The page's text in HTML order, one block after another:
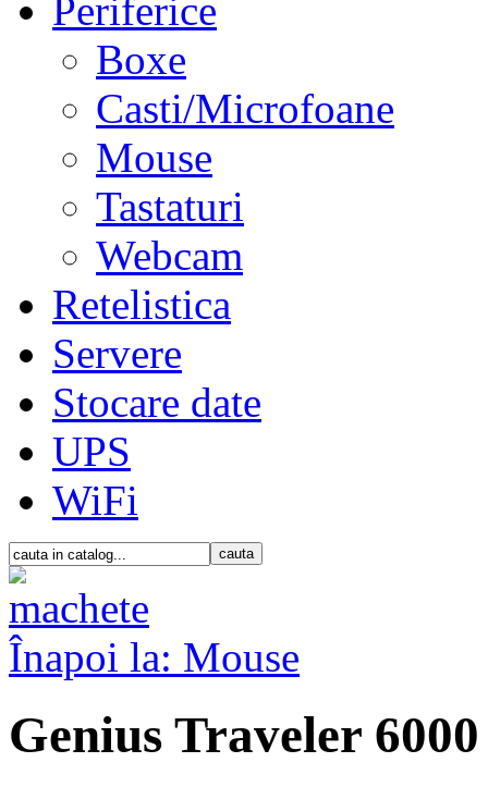
Periferice
Boxe
Casti/Microfoane
Mouse
Tastaturi
Webcam
Retelistica
Servere
Stocare date
UPS
WiFi
Înapoi la: Mouse
Genius Traveler